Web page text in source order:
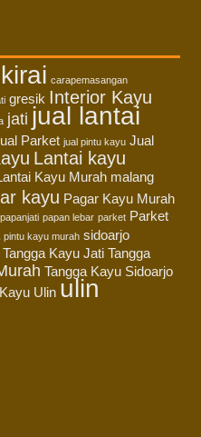
carapemasangan
gresik Interior Kayu
jati jual lantai
Parket jual pintu kayu Jual
Lantai kayu
Kayu Murah malang
kayu Pagar Kayu Murah
papanjati papan lebar parket Parket
pintu kayu murah sidoarjo
Tangga Kayu Jati Tangga
Tangga Kayu Sidoarjo
Ulin ulin